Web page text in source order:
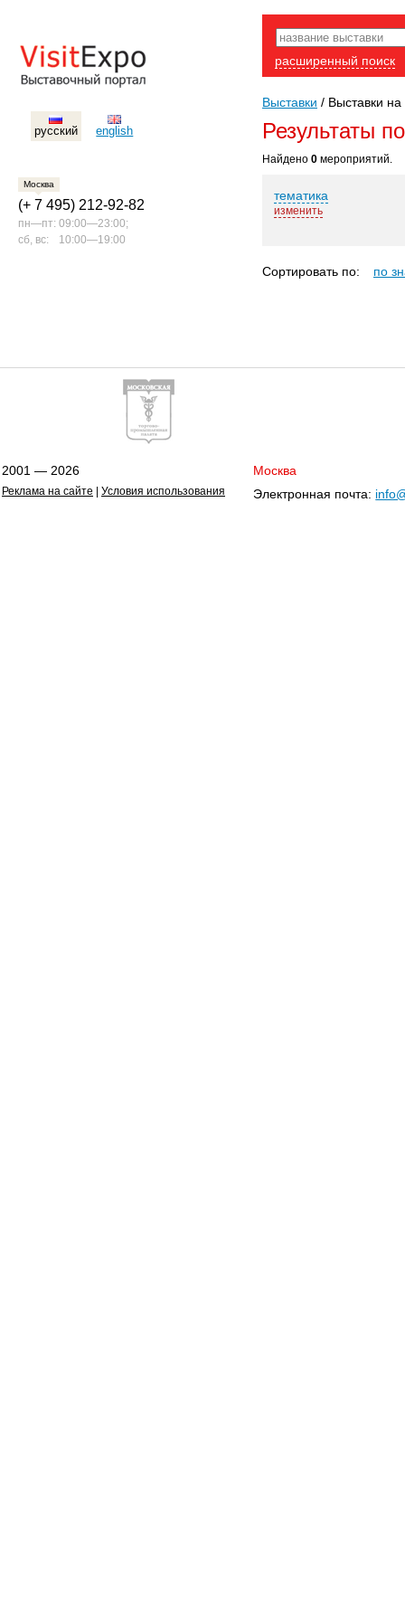
русский english
Москва
(+ 7 495) 212-92-82
пн—пт: 09:00—23:00;
сб, вс:
10:00—19:00
расширенный поиск
Выставки / Выставки на
Результаты
Найдено 0 мероприятий.
тематика
изменить
Сортировать по: по
2001 — 2026
Реклама на сайте Условия использования
Москва
Электронная почта: